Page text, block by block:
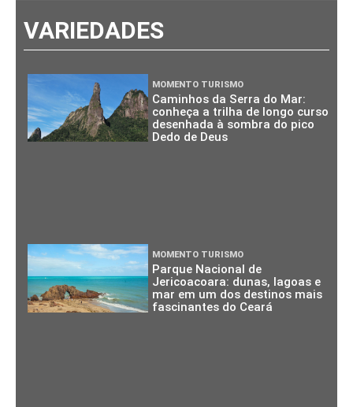
VARIEDADES
MOMENTO TURISMO
Caminhos da Serra do Mar:
conheça a trilha de longo curso
desenhada à sombra do pico
Dedo de Deus
MOMENTO TURISMO
Parque Nacional de
Jericoacoara: dunas, lagoas e
mar em um dos destinos mais
fascinantes do Ceará